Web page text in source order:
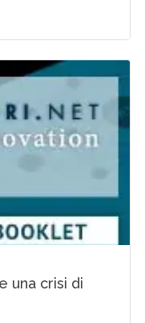
una crisi di